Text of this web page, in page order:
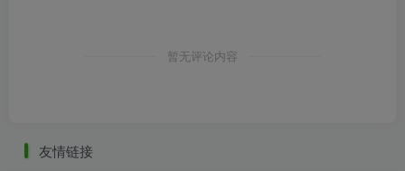
暂无评论内容
友情链接